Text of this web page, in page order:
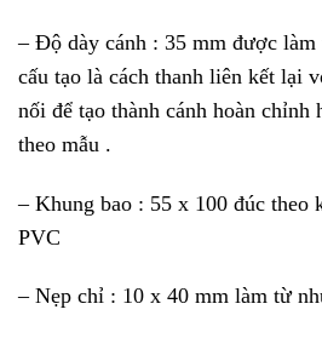
– Độ dày cánh : 35 mm được
cấu tạo là cách thanh liên kết lại
nối để tạo thành cánh hoàn chỉnh
theo mẫu .
– Khung bao : 55 x 100 đúc theo
PVC
– Nẹp chỉ : 10 x 40 mm làm từ